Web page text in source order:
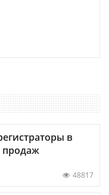
в
продаж
48817